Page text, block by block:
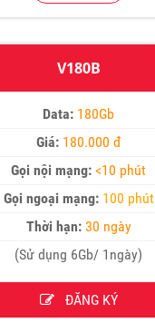
V180B
Data: 180Gb
Giá: 180.000 đ
Gọi nội mạng: <10 phút
Gọi ngoại mạng: 100 phút
Thời hạn:30 ngày
(Sử dụng 6Gb/ 1ngày)
ĐĂNG KÝ